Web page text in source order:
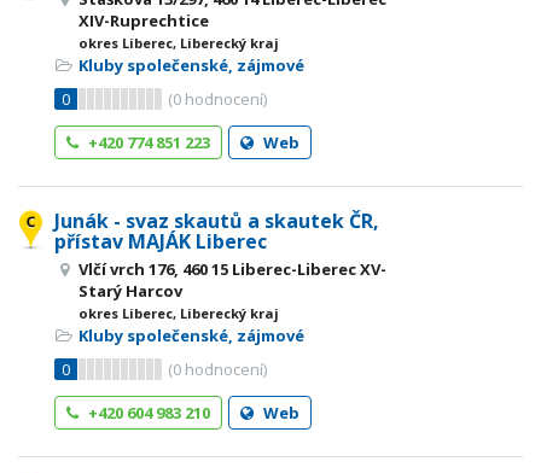
XIV-Ruprechtice
okres Liberec, Liberecký kraj
Kluby společenské, zájmové
0
(0 hodnocení)
+420 774 851 223
Web
Junák - svaz skautů a skautek ČR,
přístav MAJÁK Liberec
Vlčí vrch 176, 460 15 Liberec-Liberec XV-
Starý Harcov
okres Liberec, Liberecký kraj
Kluby společenské, zájmové
0
(0 hodnocení)
+420 604 983 210
Web